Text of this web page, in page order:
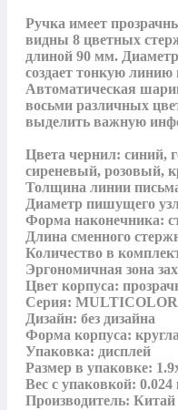
Ручка имеет
видны 8 цветных
длиной 90 мм.
создает тонкую
Автоматическая
восьми различных
выделить важную
Цвета чернил: синий,
сиреневый, розовый,
Толщина линии
Диаметр пишущего
Форма наконечника:
Длина сменного
Количество в
Эргономичная зона
Цвет корпуса:
Серия: MULTICOLOR
Дизайн: без дизайна
Форма корпуса:
Упаковка: дисплей
Размер в упаковке:
Вес с упаковкой: 0.024
Производитель: Китай